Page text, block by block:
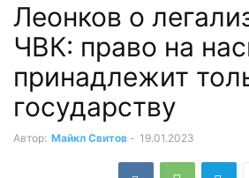
Леонков о
ЧВК: право на
принадлежит
государству
Автор: Майкл Свитов - 19.01.2023